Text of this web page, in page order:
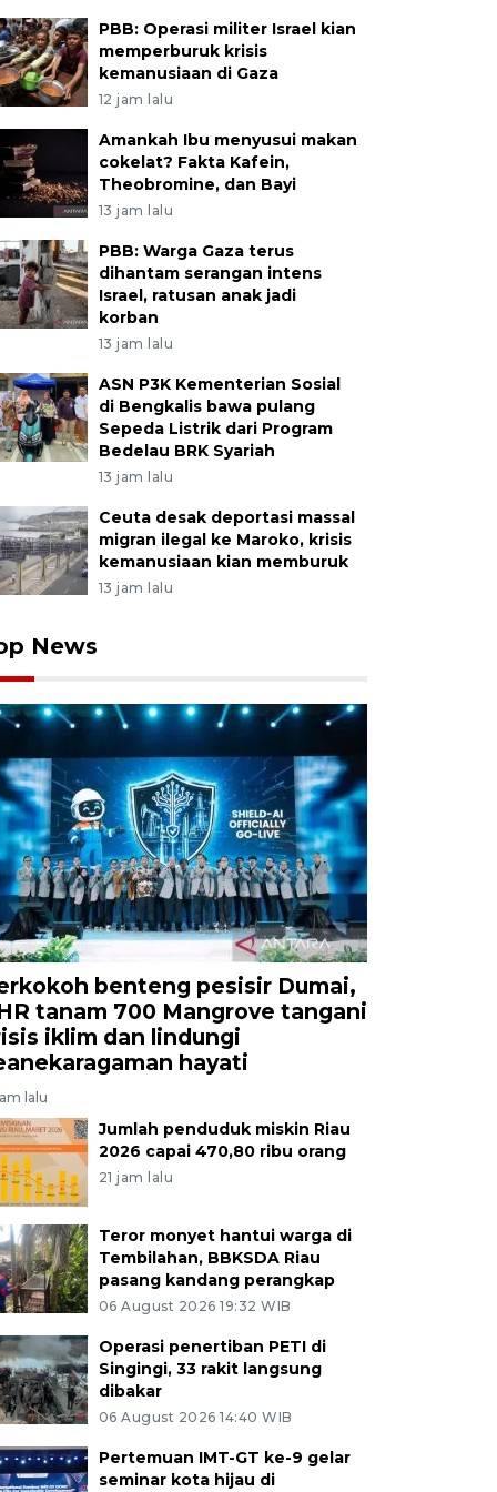
PBB: Operasi militer Israel kian
memperburuk krisis
kemanusiaan di Gaza
12 jam lalu
Amankah Ibu menyusui makan
cokelat? Fakta Kafein,
Theobromine, dan Bayi
13 jam lalu
PBB: Warga Gaza terus
dihantam serangan intens
Israel, ratusan anak jadi
korban
13 jam lalu
ASN P3K Kementerian Sosial
di Bengkalis bawa pulang
Sepeda Listrik dari Program
Bedelau BRK Syariah
13 jam lalu
Ceuta desak deportasi massal
migran ilegal ke Maroko, krisis
kemanusiaan kian memburuk
13 jam lalu
News
benteng pesisir Dumai,
tanam 700 Mangrove tangani
iklim dan lindungi
hayati
lalu
Jumlah penduduk miskin Riau
2026 capai 470,80 ribu orang
21 jam lalu
Teror monyet hantui warga di
Tembilahan, BBKSDA Riau
pasang kandang perangkap
06 August 2026 19:32 WIB
Operasi penertiban PETI di
Singingi, 33 rakit langsung
dibakar
06 August 2026 14:40 WIB
Pertemuan IMT-GT ke-9 gelar
seminar kota hijau di